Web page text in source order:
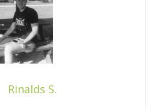
Rinalds S.